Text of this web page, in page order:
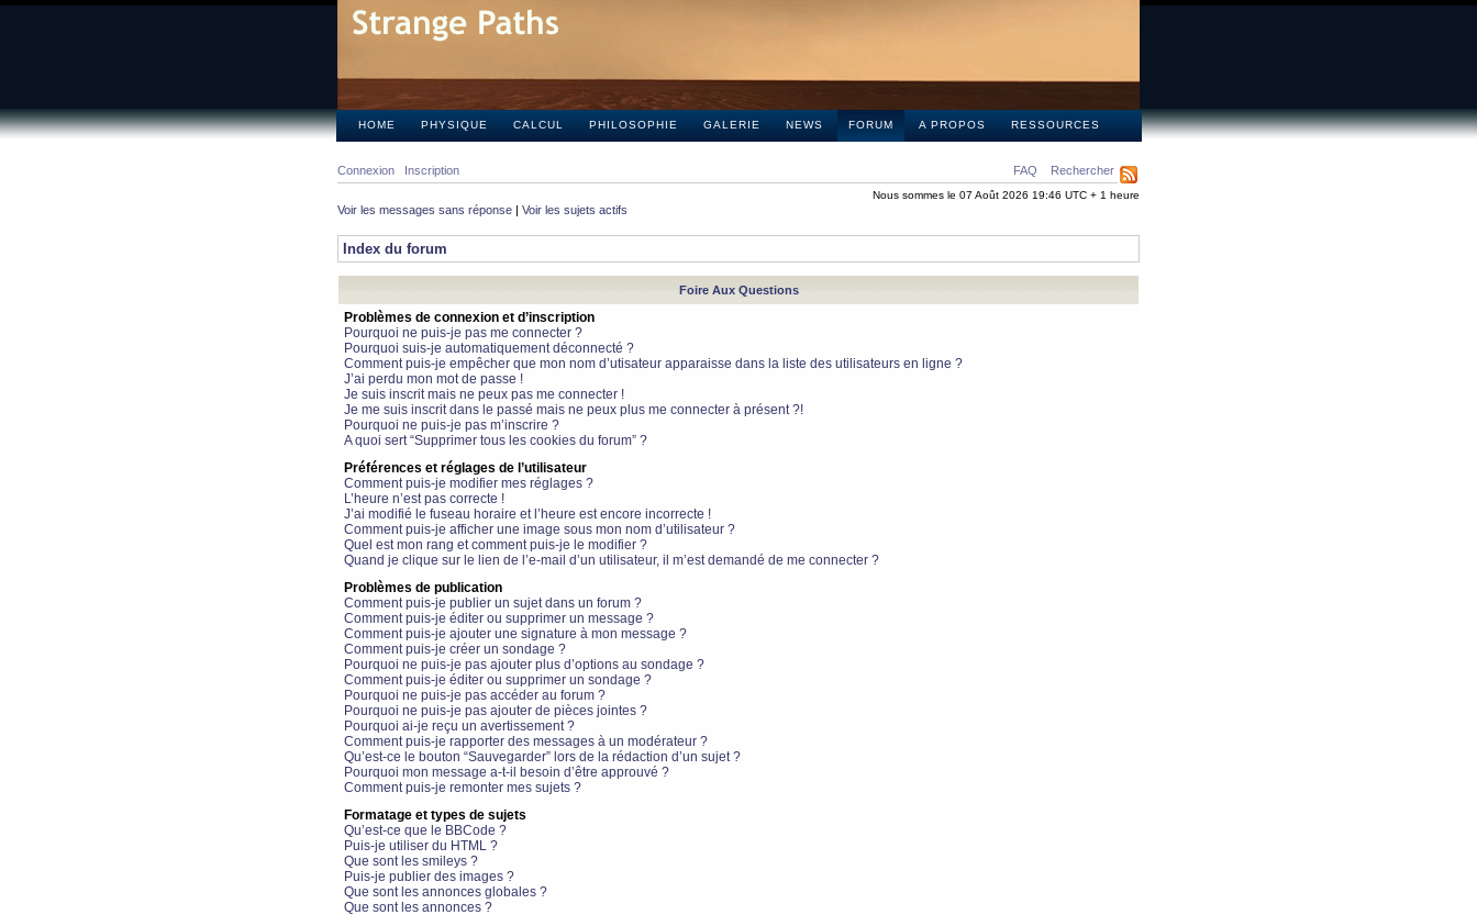
HOME PHYSIQUE CALCUL PHILOSOPHIE GALERIE NEWS FORUM A PROPOS RESSOURCES
FAQ Rechercher
Connexion Inscription
Nous sommes le 07 Août 2026 19:46 UTC + 1 heure
Voir les messages sans réponse | Voir les sujets actifs
Index du forum
Foire Aux Questions
Problèmes de connexion et d’inscription
Pourquoi ne puis-je pas me connecter ?
Pourquoi suis-je automatiquement déconnecté ?
Comment puis-je empêcher que mon nom d’utisateur apparaisse dans la liste des utilisateurs en ligne ?
J’ai perdu mon mot de passe !
Je suis inscrit mais ne peux pas me connecter !
Je me suis inscrit dans le passé mais ne peux plus me connecter à présent ?!
Pourquoi ne puis-je pas m’inscrire ?
A quoi sert “Supprimer tous les cookies du forum” ?
Préférences et réglages de l’utilisateur
Comment puis-je modifier mes réglages ?
L’heure n’est pas correcte !
J’ai modifié le fuseau horaire et l’heure est encore incorrecte !
Comment puis-je afficher une image sous mon nom d’utilisateur ?
Quel est mon rang et comment puis-je le modifier ?
Quand je clique sur le lien de l’e-mail d’un utilisateur, il m’est demandé de me connecter ?
Problèmes de publication
Comment puis-je publier un sujet dans un forum ?
Comment puis-je éditer ou supprimer un message ?
Comment puis-je ajouter une signature à mon message ?
Comment puis-je créer un sondage ?
Pourquoi ne puis-je pas ajouter plus d’options au sondage ?
Comment puis-je éditer ou supprimer un sondage ?
Pourquoi ne puis-je pas accéder au forum ?
Pourquoi ne puis-je pas ajouter de pièces jointes ?
Pourquoi ai-je reçu un avertissement ?
Comment puis-je rapporter des messages à un modérateur ?
Qu’est-ce le bouton “Sauvegarder” lors de la rédaction d’un sujet ?
Pourquoi mon message a-t-il besoin d’être approuvé ?
Comment puis-je remonter mes sujets ?
Formatage et types de sujets
Qu’est-ce que le BBCode ?
Puis-je utiliser du HTML ?
Que sont les smileys ?
Puis-je publier des images ?
Que sont les annonces globales ?
Que sont les annonces ?